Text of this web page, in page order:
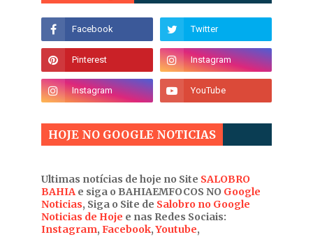
HOJE NO GOOGLE NOTICIAS
Ultimas notícias de hoje no Site SALOBRO
BAHIA e siga o BAHIAEMFOCOS NO Google
Noticias, Siga o Site de Salobro no Google
Noticias de Hoje e nas Redes Sociais:
Instagram, Facebook,Youtube,